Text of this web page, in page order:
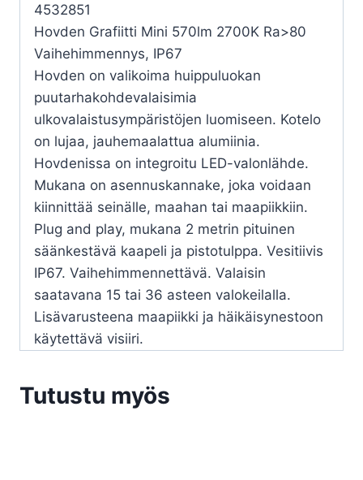
4532851
Hovden Grafiitti Mini 570lm 2700K Ra>80
Vaihehimmennys, IP67
Hovden on valikoima huippuluokan
puutarhakohdevalaisimia
ulkovalaistusympäristöjen luomiseen. Kotelo
on lujaa, jauhemaalattua alumiinia.
Hovdenissa on integroitu LED-valonlähde.
Mukana on asennuskannake, joka voidaan
kiinnittää seinälle, maahan tai maapiikkiin.
Plug and play, mukana 2 metrin pituinen
säänkestävä kaapeli ja pistotulppa. Vesitiivis
IP67. Vaihehimmennettävä. Valaisin
saatavana 15 tai 36 asteen valokeilalla.
Lisävarusteena maapiikki ja häikäisynestoon
käytettävä visiiri.
Tutustu myös